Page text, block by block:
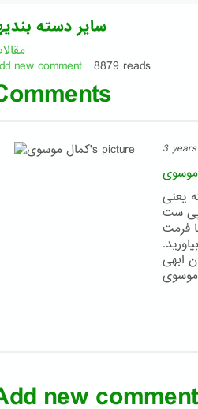
سایر دسته
new comment
8879 reads
3
یعنی
پی ست
فرمت
ابهی
new comment